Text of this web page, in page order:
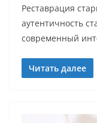
Реставрация
аутентичность
современный
Читать далее